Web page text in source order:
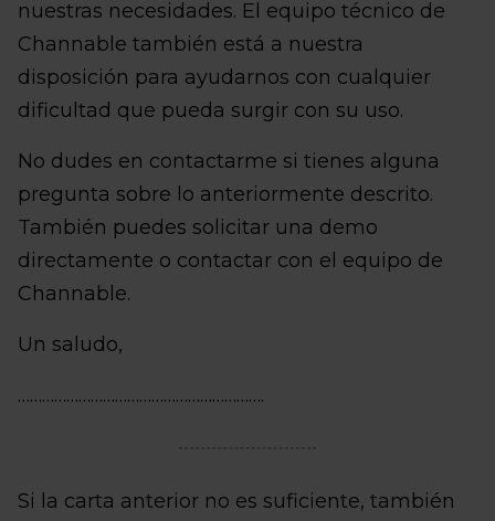
nuestras necesidades. El equipo técnico de
Channable también está a nuestra
disposición para ayudarnos con cualquier
dificultad que pueda surgir con su uso.
No dudes en contactarme si tienes alguna
pregunta sobre lo anteriormente descrito.
También puedes solicitar una demo
directamente o contactar con el equipo de
Channable.
Un saludo,
…………………………………………………….
Si la carta anterior no es suficiente, también